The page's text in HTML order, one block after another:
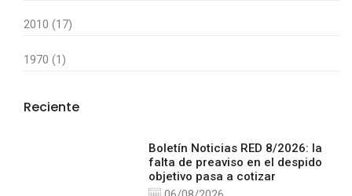
2010 (17)
1970 (1)
Reciente
Boletín Noticias RED 8/2026: la
falta de preaviso en el despido
objetivo pasa a cotizar